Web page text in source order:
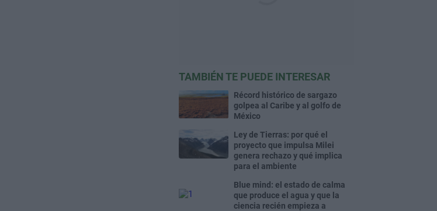
TAMBIÉN TE PUEDE INTERESAR
Récord histórico de sargazo
golpea al Caribe y al golfo de
México
Ley de Tierras: por qué el
proyecto que impulsa Milei
genera rechazo y qué implica
para el ambiente
Blue mind: el estado de calma
que produce el agua y que la
ciencia recién empieza a